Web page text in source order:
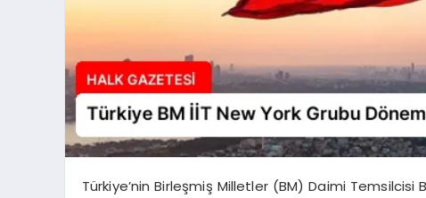
Türkiye’nin Birleşmiş Milletler (BM) Daimi